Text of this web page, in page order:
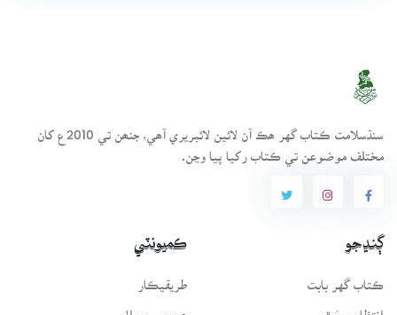
سنڌسلامت ڪتاب گهر ھڪ آن لائين لائبريري آھي، جنھن تي 2010ع کان
مختلف موضوعن تي ڪتاب رکيا پيا وڃن.
ڳنڍجو
ڪتاب گهر بابت
انتظامي سَٿ
ڪميونٽي
طريقيڪار
عمومي سوال